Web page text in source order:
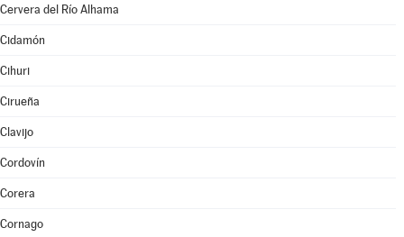
Cervera del Río Alhama
Cidamón
Cihuri
Cirueña
Clavijo
Cordovín
Corera
Cornago